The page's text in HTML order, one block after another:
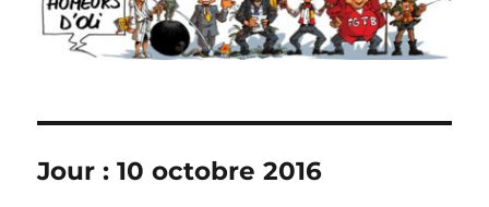
Jour :10 octobre 2016